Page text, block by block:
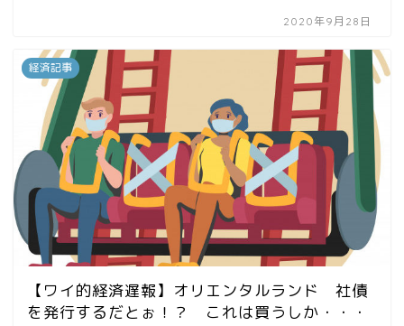
2020年9月28日
経済記事
【ワイ的経済遅報】オリエンタルランド 社債
を発行するだとぉ！？ これは買うしか・・・